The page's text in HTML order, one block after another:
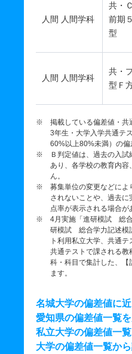
人間 人間学科
共・
前期
型
人間 人間学科
共・
型Ｆ
※ 掲載している偏差値・共
3年生・大学入学共通テ
60%以上80%未満）の偏
※ Ｂ判定値は、過去の入試
あり、各学校の教育内
ん。
※ 募集単位の変更などによ
されないことや、過去
点率が表示される場合が
※ 4月実施「進研模試 総合
研模試 総合学力記述模
ト利用私立大学、共通
共通テストで課される
科・科目で集計した、
ます。
名城大学の偏差値に
愛知県の偏差値一覧
私立大学の偏差値一
大学の偏差値一覧か